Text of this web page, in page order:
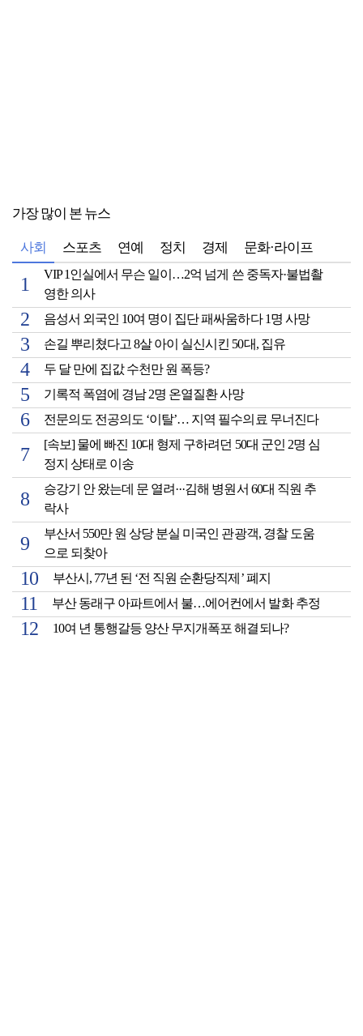
가장 많이 본 뉴스
사회 스포츠 연예 정치 경제 문화·라이프
VIP 1인실에서 무슨 일이…2억 넘게 쓴 중독자·불법촬
영한 의사
음성서 외국인 10여 명이 집단 패싸움하다 1명 사망
손길 뿌리쳤다고 8살 아이 실신시킨 50대, 집유
두 달 만에 집값 수천만 원 폭등?
기록적 폭염에 경남 2명 온열질환 사망
전문의도 전공의도 ‘이탈’… 지역 필수의료 무너진다
[속보] 물에 빠진 10대 형제 구하려던 50대 군인 2명 심
정지 상태로 이송
승강기 안 왔는데 문 열려···김해 병원서 60대 직원 추
락사
부산서 550만 원 상당 분실 미국인 관광객, 경찰 도움
으로 되찾아
부산시, 77년 된 ‘전 직원 순환당직제’ 폐지
부산 동래구 아파트에서 불…에어컨에서 발화 추정
10여 년 통행갈등 양산 무지개폭포 해결되나?